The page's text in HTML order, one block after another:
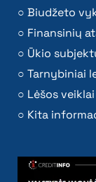
Biudžeto
Finansinių
Ūkio
Tarnybiniai
Lėšos
Kita